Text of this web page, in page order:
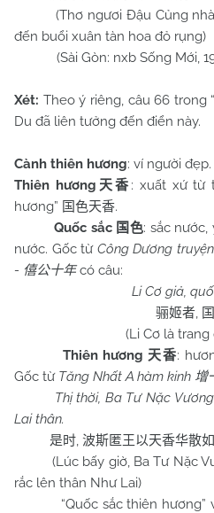
(Thơ ngươi Đậu Củng nhà
đến buổi xuân tàn hoa đỏ rụng)
(Sài Gòn: nxb Sống Mới,
Xét: Theo ý riêng, câu 66 trong
Du đã liên tưởng đến điển này.
Cành thiên hương: ví người đẹp.
Thiên hương 天香 : xuất xứ từ
hương” 国色天香.
Quốc sắc 国色: sắc
nước. Gốc từ Công Dương
- 僖公十年 có câu:
Li Cơ giả,
骊姬者,
(Li Cơ là trang
Thiên hương 天香:
Gốc từ Tăng Nhất A hàm kinh 增
Thị thời, Ba Tư Nặc
Lai thân.
是时, 波斯匿王以天香华散
(Lúc bấy giờ, Ba Tư Nặc
rắc lên thân Như Lai)
“Quốc sắc thiên